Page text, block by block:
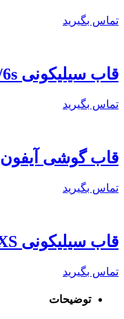
تماس بگیرید
قاب سیلیکونی iphone6/6s
تماس بگیرید
قاب گوشی آیفون 11 پرو
تماس بگیرید
قاب سیلیکونی IPHONE XS
تماس بگیرید
توضیحات